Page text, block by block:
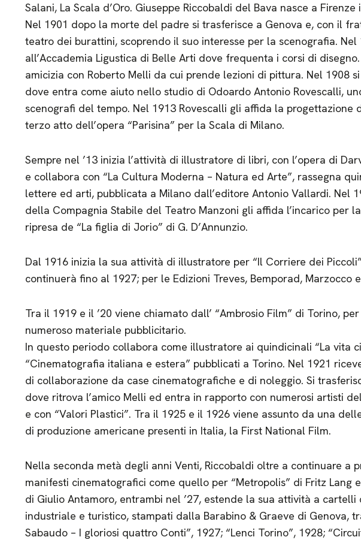
Salani, La Scala d’Oro. Giuseppe Riccobaldi del Bava nasce a
Nel 1901 dopo la morte del padre si trasferisce a Genova e, con il
teatro dei burattini, scoprendo il suo interesse per la scenografia. Nel
all’Accademia Ligustica di Belle Arti dove frequenta i corsi di
amicizia con Roberto Melli da cui prende lezioni di pittura. Nel 1908
dove entra come aiuto nello studio di Odoardo Antonio Rovescalli,
scenografi del tempo. Nel 1913 Rovescalli gli affida la progettazione
terzo atto dell’opera “Parisina” per la Scala di Milano.
Sempre nel ’13 inizia l’attività di illustratore di libri, con l’opera di
e collabora con “La Cultura Moderna – Natura ed Arte”, rassegna
lettere ed arti, pubblicata a Milano dall’editore Antonio Vallardi. Nel
della Compagnia Stabile del Teatro Manzoni gli affida l’incarico per
ripresa de “La figlia di Jorio” di G. D’Annunzio.
Dal 1916 inizia la sua attività di illustratore per “Il Corriere dei
continuerà fino al 1927; per le Edizioni Treves, Bemporad, Marzocco
Tra il 1919 e il ’20 viene chiamato dall’ “Ambrosio Film” di Torino,
numeroso materiale pubblicitario.
In questo periodo collabora come illustratore ai quindicinali “La vita
“Cinematografia italiana e estera” pubblicati a Torino. Nel 1921
di collaborazione da case cinematografiche e di noleggio. Si
dove ritrova l’amico Melli ed entra in rapporto con numerosi artisti
e con “Valori Plastici”. Tra il 1925 e il 1926 viene assunto da una
di produzione americane presenti in Italia, la First National Film.
Nella seconda metà degli anni Venti, Riccobaldi oltre a continuare a
manifesti cinematografici come quello per “Metropolis” di Fritz Lang
di Giulio Antamoro, entrambi nel ’27, estende la sua attività a cartelli
industriale e turistico, stampati dalla Barabino & Graeve di Genova,
Sabaudo – I gloriosi quattro Conti”, 1927; “Lenci Torino”, 1928;